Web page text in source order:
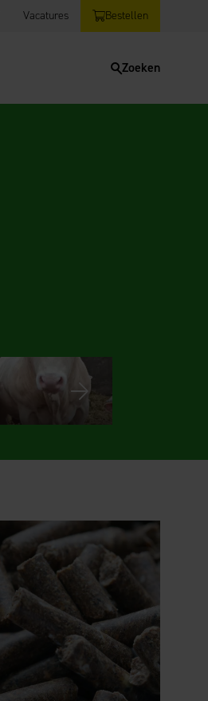
Vacatures Bestellen
Zoeken